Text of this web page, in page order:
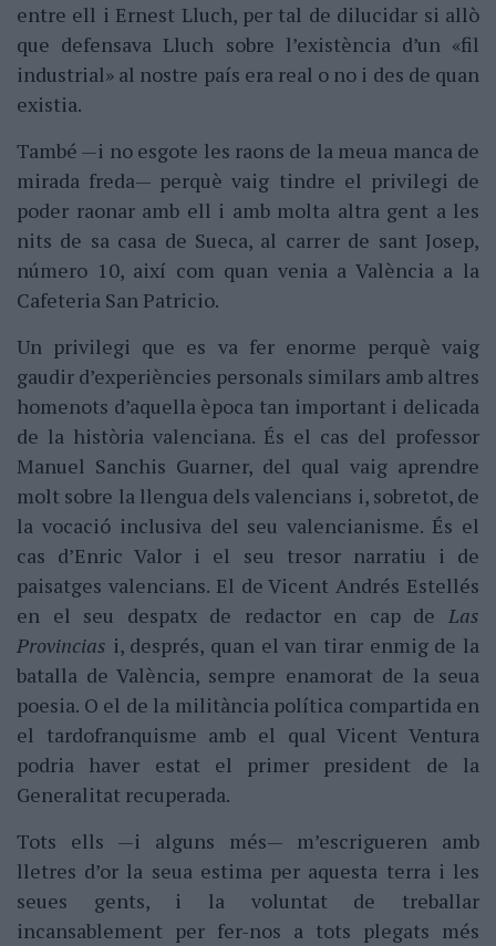
entre ell i Ernest Lluch, per tal de dilucidar si allò
que defensava Lluch sobre l’existència d’un «fil
industrial» al nostre país era real o no i des de quan
existia.
També —i no esgote les raons de la meua manca de
mirada freda— perquè vaig tindre el privilegi de
poder raonar amb ell i amb molta altra gent a les
nits de sa casa de Sueca, al carrer de sant Josep,
número 10, així com quan venia a València a la
Cafeteria San Patricio.
Un privilegi que es va fer enorme perquè vaig
gaudir d’experiències personals similars amb altres
homenots d’aquella època tan important i delicada
de la història valenciana. És el cas del professor
Manuel Sanchis Guarner, del qual vaig aprendre
molt sobre la llengua dels valencians i, sobretot, de
la vocació inclusiva del seu valencianisme. És el
cas d’Enric Valor i el seu tresor narratiu i de
paisatges valencians. El de Vicent Andrés Estellés
en el seu despatx de redactor en cap de Las
Provincias i, després, quan el van tirar enmig de la
batalla de València, sempre enamorat de la seua
poesia. O el de la militància política compartida en
el tardofranquisme amb el qual Vicent Ventura
podria haver estat el primer president de la
Generalitat recuperada.
Tots ells —i alguns més— m’escrigueren amb
lletres d’or la seua estima per aquesta terra i les
seues gents, i la voluntat de treballar
incansablement per fer-nos a tots plegats més